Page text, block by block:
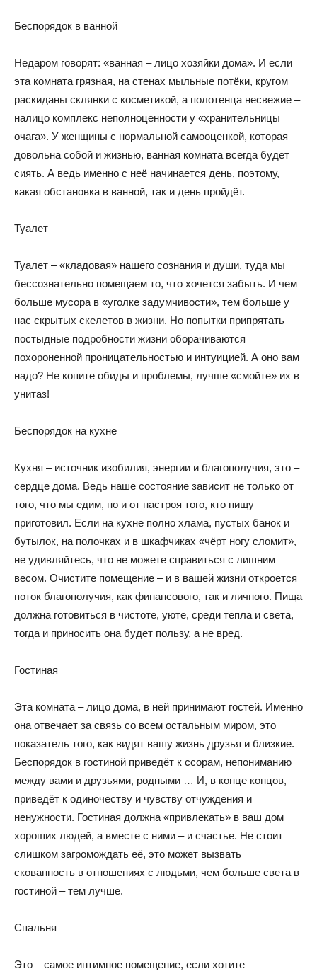
Беспорядок в ванной
Недаром говорят: «ванная – лицо хозяйки дома». И если
эта комната грязная, на стенах мыльные потёки, кругом
раскиданы склянки с косметикой, а полотенца несвежие –
налицо комплекс неполноценности у «хранительницы
очага». У женщины с нормальной самооценкой, которая
довольна собой и жизнью, ванная комната всегда будет
сиять. А ведь именно с неё начинается день, поэтому,
какая обстановка в ванной, так и день пройдёт.
Туалет
Туалет – «кладовая» нашего сознания и души, туда мы
бессознательно помещаем то, что хочется забыть. И чем
больше мусора в «уголке задумчивости», тем больше у
нас скрытых скелетов в жизни. Но попытки припрятать
постыдные подробности жизни оборачиваются
похороненной проницательностью и интуицией. А оно вам
надо? Не копите обиды и проблемы, лучше «смойте» их в
унитаз!
Беспорядок на кухне
Кухня – источник изобилия, энергии и благополучия, это –
сердце дома. Ведь наше состояние зависит не только от
того, что мы едим, но и от настроя того, кто пищу
приготовил. Если на кухне полно хлама, пустых банок и
бутылок, на полочках и в шкафчиках «чёрт ногу сломит»,
не удивляйтесь, что не можете справиться с лишним
весом. Очистите помещение – и в вашей жизни откроется
поток благополучия, как финансового, так и личного. Пища
должна готовиться в чистоте, уюте, среди тепла и света,
тогда и приносить она будет пользу, а не вред.
Гостиная
Эта комната – лицо дома, в ней принимают гостей. Именно
она отвечает за связь со всем остальным миром, это
показатель того, как видят вашу жизнь друзья и близкие.
Беспорядок в гостиной приведёт к ссорам, непониманию
между вами и друзьями, родными … И, в конце концов,
приведёт к одиночеству и чувству отчуждения и
ненужности. Гостиная должна «привлекать» в ваш дом
хороших людей, а вместе с ними – и счастье. Не стоит
слишком загромождать её, это может вызвать
скованность в отношениях с людьми, чем больше света в
гостиной – тем лучше.
Спальня
Это – самое интимное помещение, если хотите –